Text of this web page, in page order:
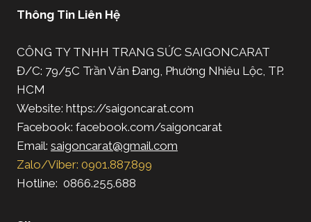
Thông Tin Liên Hệ
CÔNG TY TNHH TRANG SỨC SAIGONCARAT
Đ/C: 79/5C Trần Văn Đang, Phường Nhiêu Lộc, TP.
HCM
Website: https://saigoncarat.com
Facebook: facebook.com/saigoncarat
Email: saigoncarat@gmail.com
Zalo/Viber: 0901.887.899
Hotline: 0866.255.688